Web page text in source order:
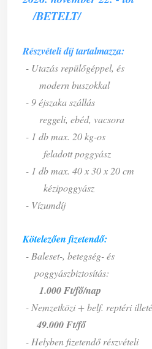
/BETELT/
Részvételi díj tartalmazza:
- Utazás repülőgéppel, és
modern buszokkal
- 9 éjszaka szállás
reggeli, ebéd, vacsora
- 1 db max. 20 kg-os
feladott poggyász
- 1 db max. 40 x 30 x 20 cm
kézipoggyász
- Vízumdíj
Kötelezően fizetendő:
- Baleset-, betegség- és
poggyászbiztosítás:
1.000 Ft/fő/nap
- Nemzetközi + belf. reptéri
49.000 Ft/fő
- Helyben fizetendő részvételi